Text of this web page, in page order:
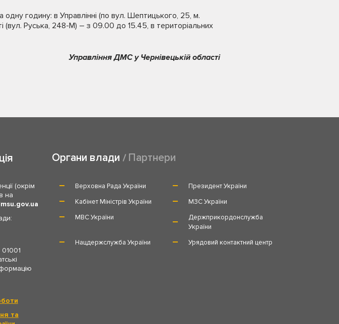
годину: в Управлінні (по вул. Шептицького, 25, м.
(вул. Руська, 248-М) – з 09.00 до 15.45, в територіальних
Управління ДМС у Чернівецькій області
(окрім
на
та
Органи влади Партнери
Верховна Рада України
Президент України
Кабінет Міністрів України
МЗС України
МВС України
Держприкордонслужба
України
Нацдержслужба України
Урядовий контактний центр